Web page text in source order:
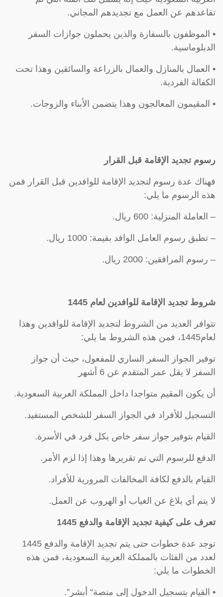
تقاعدهم عن العمل مع تجديدهم المجاني.
• الموظفون بالسفارة والذين يحملون جوازات السفر
الدبلوماسية.
• العمال بالمنازل والعمال بالزراعة والسائقين وهذا تحت
الكفالة الفردية.
• المقيمون المعالجون وهذا يتضمن الأبناء والزوجات.
رسوم تجديد الإقامة قبل القرار
فهناك عدة رسوم لتجديد الإقامة للوافدين قبل القرار فمن
هذه الرسوم ما يلي:
– العاملة المنزلية: 600 ريال.
– تطبق رسوم العامل الوافد بقيمة: 1000 ريال.
– رسوم المرافقين: 2000 ريال.
شروط تجديد الإقامة للوافدين لعام 1445
تتوافر العديد من الشروط لتجديد الإقامة للوافدين وهذا
لعام1445، فمن هذه الشروط ما يلي:
توفير الجواز السفر الساري للمفعول، حيث أن جواز
السفر لا يقل عمر المتقدم عن 6 أشهر
أن يكون المقيم متواجدا داخل المملكة العربية السعودية.
التسجيل للأفراد في الجواز السفر للشخص المستفيد.
القيام بتوفير جواز سفر خاص بكل فرد في الأسرة.
الدفع للرسوم التي تم تقريرها وهذا إذا لزم الأمر.
القيام بالدفع لكافة المخالفات المرورية للأفراد.
لا يتم أي بلاغ عن الغياب أو الهروب عن العمل.
تعرف على كيفية تجديد الإقامة والدفع 1445
توجد عدة خطوات حتى يتم تجديد الإقامة والدفع 1445
لعدد من الفئات بالمملكة العربية السعودية، فمن هذه
الخطوات ما يلي:
• القيام بتسجيل الدخول إلى منصة“ أبشر”.